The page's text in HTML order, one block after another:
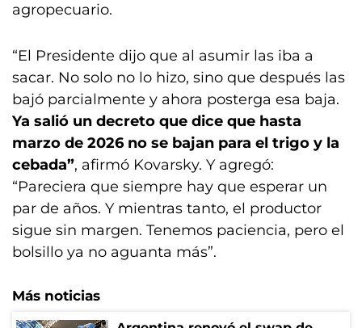
agropecuario.
“El Presidente dijo que al asumir las iba a
sacar. No solo no lo hizo, sino que después las
bajó parcialmente y ahora posterga esa baja.
Ya salió un decreto que dice que hasta
marzo de 2026 no se bajan para el trigo y la
cebada”, afirmó Kovarsky. Y agregó:
“Pareciera que siempre hay que esperar un
par de años. Y mientras tanto, el productor
sigue sin margen. Tenemos paciencia, pero el
bolsillo ya no aguanta más”.
Más noticias